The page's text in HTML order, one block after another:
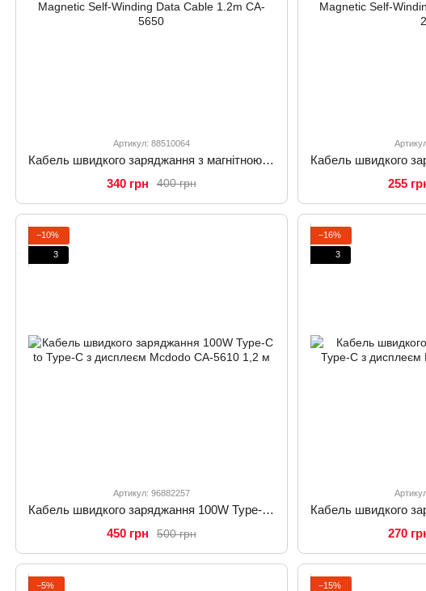
Артикул: 88510064
Кабель швидкого заряджання з магнітною функцією Mcdodo USB-A to USB-C 6A Magnetic Self-Winding Data Cable 1.2m CA-5650
400 грн
340 грн 255
−10%
3
Артикул: 96882257
Кабель швидкого заряджання 100W Type-C to Type-C з дисплеєм Mcdodo CA-5610 1,2 м
500 грн
450 грн
−16%
3
270
−5%
−15%